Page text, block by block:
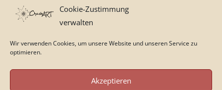
Cookie-Zustimmung
verwalten
Wir verwenden Cookies, um unsere Website und unseren Service zu
optimieren.
Akzeptieren
Archiv
Archiv